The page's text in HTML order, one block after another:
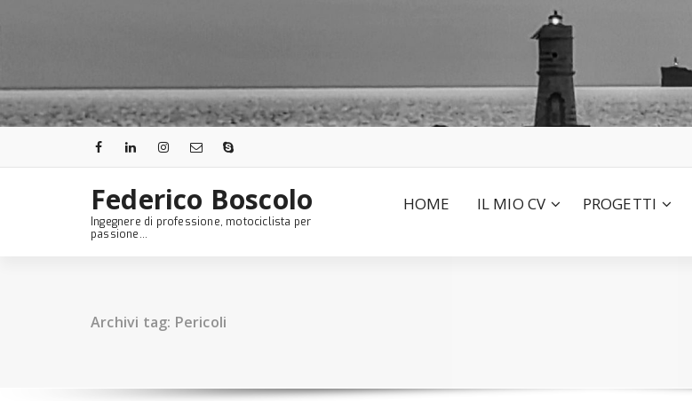
Federico Boscolo
Ingegnere di professione, motociclista per
passione...
HOME IL MIO CV PROGETTI
Archivi tag: Pericoli